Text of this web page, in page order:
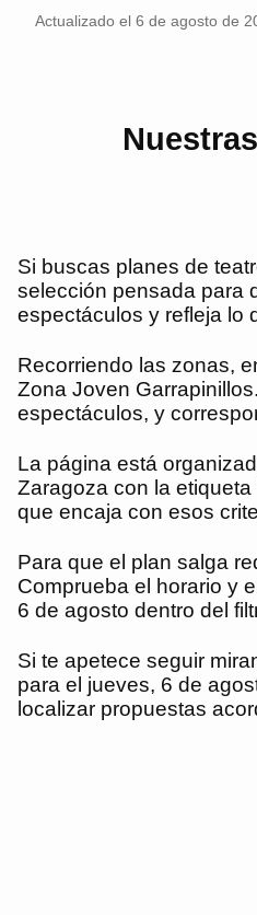
Actualizado el 6 de agosto de
Si buscas planes de
selección pensada para
espectáculos y refleja lo
Recorriendo las zonas,
Zona Joven
espectáculos, y
La página está
Zaragoza con la etiqueta
que encaja con esos
Para que el plan salga
Comprueba el horario y
6 de agosto dentro del
Si te apetece seguir
para el jueves, 6 de
localizar propuestas